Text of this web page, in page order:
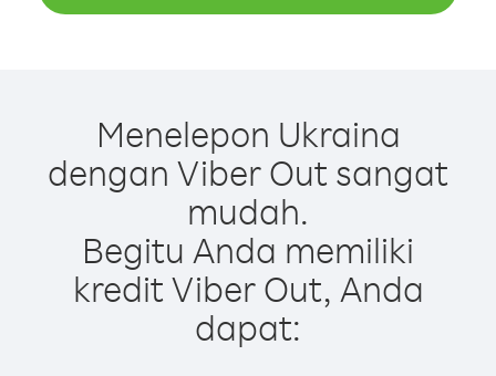
Menelepon Ukraina
dengan Viber Out sangat
mudah.
Begitu Anda memiliki
kredit Viber Out, Anda
dapat: